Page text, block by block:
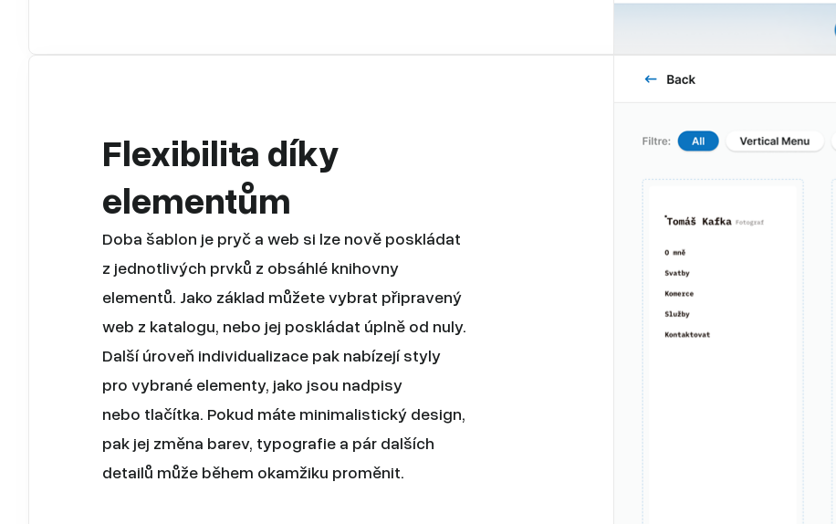
Flexibilita díky
elementům
Doba šablon je pryč a web si lze nově poskládat
z jednotlivých prvků z obsáhlé knihovny
elementů. Jako základ můžete vybrat připravený
web z katalogu, nebo jej poskládat úplně od nuly.
Další úroveň individualizace pak nabízejí styly
pro vybrané elementy, jako jsou nadpisy
nebo tlačítka. Pokud máte minimalistický design,
pak jej změna barev, typografie a pár dalších
detailů může během okamžiku proměnit.